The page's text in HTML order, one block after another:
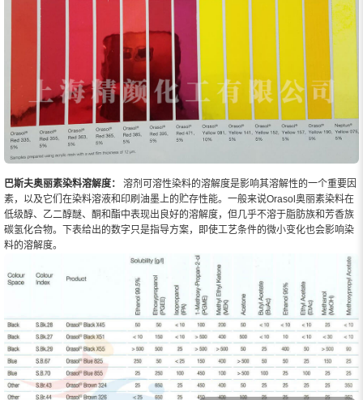
巴斯夫奥丽素染料溶解度：
溶剂可溶性染料的溶解度是影响其溶解性的一个重要因
素，以及它们在染料溶液和印刷油墨上的贮存性能。一般来说Orasol奥丽素染料在
低级醇、乙二醇醚、酮和酯中表现出良好的溶解度，但几乎不溶于脂肪族和芳香族
碳氢化合物。下表给出的数字只是指导方案，即使工艺条件的微小变化也会影响染
料的溶解度。